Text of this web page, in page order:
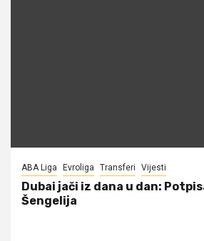
ABA Liga Evroliga Transferi Vijesti
Dubai jači iz dana u dan:
Šengelija